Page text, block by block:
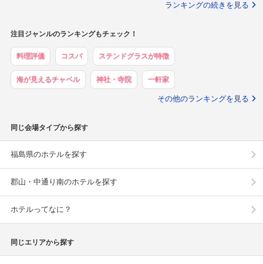
ランキングの続きを見る
注目ジャンルのランキングもチェック！
料理評価 コスパ ステンドグラスが特徴
海が見えるチャペル 神社・寺院 一軒家
その他のランキングを見る
同じ会場タイプから探す
福島県のホテルを探す
郡山・中通り南のホテルを探す
ホテルってなに？
同じエリアから探す